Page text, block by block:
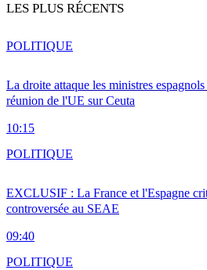
LES PLUS RÉCENTS
La droite attaque les ministres
réunion de l'UE sur Ceuta
10:15
POLITIQUE
EXCLUSIF : La France et l'Espagne
controversée au SEAE
09:40
POLITIQUE
POLITIQUE